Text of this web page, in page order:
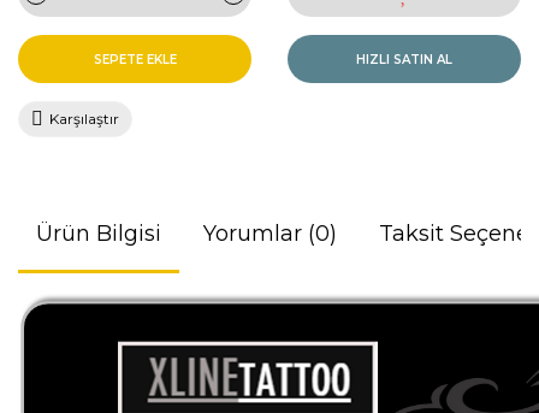
SEPETE EKLE HIZLI SATIN AL
Karşılaştır
Ürün Bilgisi Yorumlar (0) Taksit